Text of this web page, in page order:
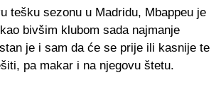
tešku sezonu u Madridu, Mbappeu je
bivšim klubom sada najmanje
je i sam da će se prije ili kasnije te
pa makar i na njegovu štetu.